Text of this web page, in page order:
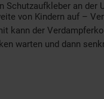
an der
von Kindern auf –
kann der
warten und dann